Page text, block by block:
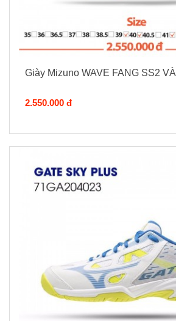
Giày Mizuno WAVE FANG SS2
2.550.000 đ